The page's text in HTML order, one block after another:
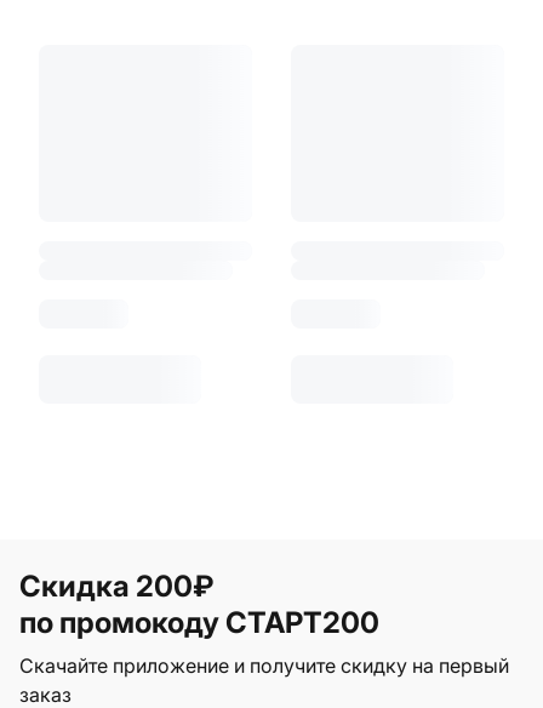
Скидка 200₽
по промокоду СТАРТ200
Скачайте приложение и получите скидку на первый
заказ